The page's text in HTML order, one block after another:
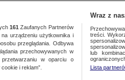
161 Zaufanych Partnerów
urządzeniu użytkownika i
przeglądania. Odbywa
przechowywanych w
w oparciu o
i reklam”.
Wraz z
treści.
lub
Lista